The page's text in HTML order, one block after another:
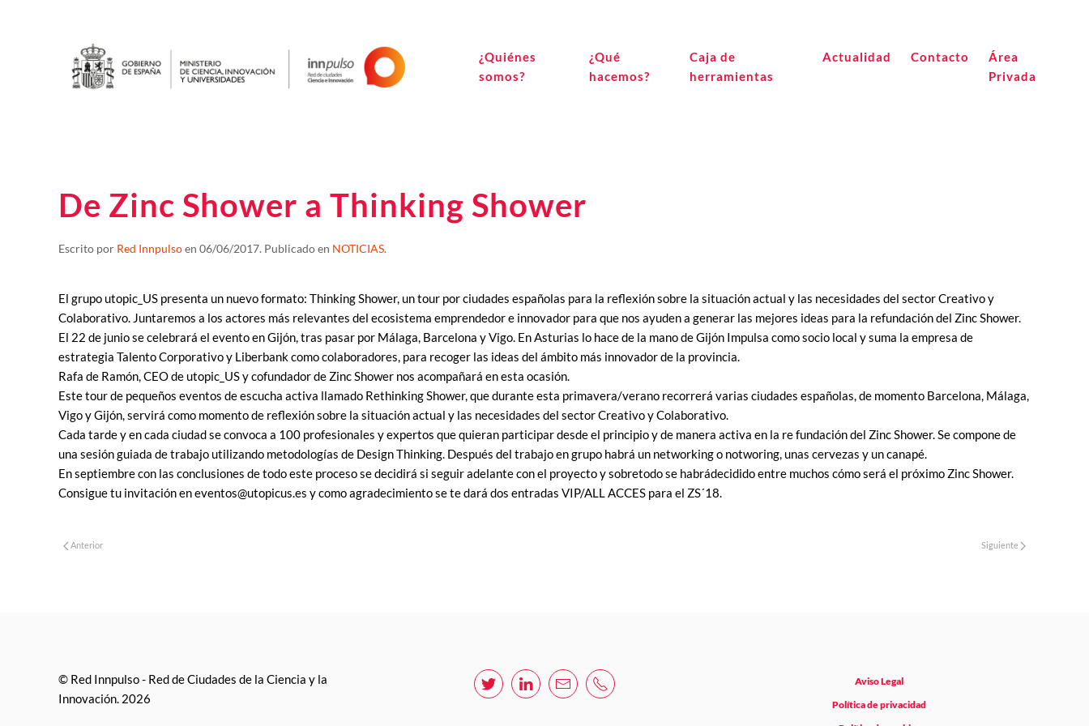
¿Quiénes
somos?
¿Qué
hacemos?
Caja de
herramientas
Actualidad Contacto
Área
Privada
De Zinc Shower a Thinking Shower
Escrito por Red Innpulsoen 06/06/2017. Publicado en NOTICIAS.
El grupo utopic_US presenta un nuevo formato: Thinking Shower, un tour por ciudades españolas para la reflexión sobre la situación actual y las necesidades del sector Creativo y
Colaborativo. Juntaremos a los actores más relevantes del ecosistema emprendedor e innovador para que nos ayuden a generar las mejores ideas para la refundación del Zinc Shower.
El 22 de junio se celebrará el evento en Gijón, tras pasar por Málaga, Barcelona y Vigo. En Asturias lo hace de la mano de Gijón Impulsa como socio local y suma la empresa de
estrategia Talento Corporativo y Liberbank como colaboradores, para recoger las ideas del ámbito más innovador de la provincia.
Rafa de Ramón, CEO de utopic_US y cofundador de Zinc Shower nos acompañará en esta ocasión.
Este tour de pequeños eventos de escucha activa llamado Rethinking Shower, que durante esta primavera/verano recorrerá varias ciudades españolas, de momento Barcelona, Málaga,
Vigo y Gijón, servirá como momento de reflexión sobre la situación actual y las necesidades del sector Creativo y Colaborativo.
Cada tarde y en cada ciudad se convoca a 100 profesionales y expertos que quieran participar desde el principio y de manera activa en la re fundación del Zinc Shower. Se compone de
una sesión guiada de trabajo utilizando metodologías de Design Thinking. Después del trabajo en grupo habrá un networking o notworing, unas cervezas y un canapé.
En septiembre con las conclusiones de todo este proceso se decidirá si seguir adelante con el proyecto y sobretodo se habrádecidido entre muchos cómo será el próximo Zinc Shower.
Consigue tu invitación en eventos@utopicus.es y como agradecimiento se te dará dos entradas VIP/ALL ACCES para el ZS´18.
Anterior Siguiente
© Red Innpulso - Red de Ciudades de la Ciencia y la
Innovación. 2026
Aviso Legal
Política de privacidad